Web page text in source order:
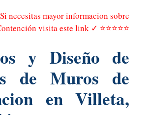
necesitas mayor informacion sobre
visita este link ✓ ⭐⭐⭐⭐⭐
y Diseño de
de Muros de
en Villeta,